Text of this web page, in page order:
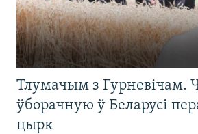
Тлумачым з Гурневічам.
ўборачную ў Беларусі
цырк